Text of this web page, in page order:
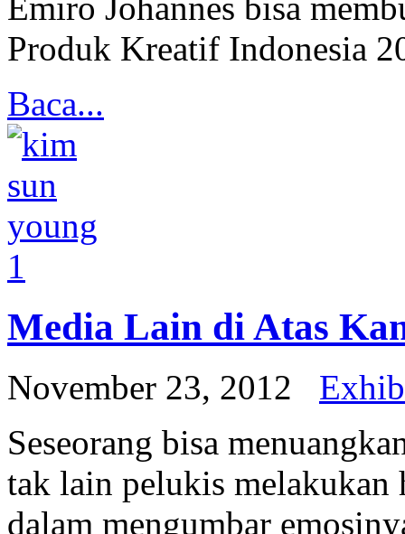
Emiro Johannes bisa
Produk Kreatif Indonesia
Baca...
Media Lain di Atas
November 23, 2012
Seseorang bisa
tak lain pelukis melakukan
dalam mengumbar